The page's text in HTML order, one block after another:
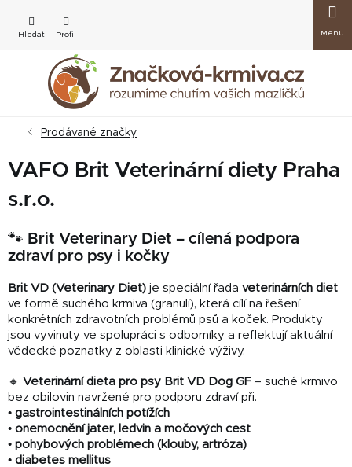
obsah
košík
Prodávané značky
VAFO Brit Veterinární diety Praha
s.r.o.
🐾 Brit Veterinary Diet – cílená podpora
zdraví pro psy i kočky
Brit VD (Veterinary Diet) je speciální řada veterinárních diet
ve formě suchého krmiva (granulí), která cílí na řešení
konkrétních zdravotních problémů psů a koček. Produkty
jsou vyvinuty ve spolupráci s odborníky a reflektují aktuální
vědecké poznatky z oblasti klinické výživy.
🔸 Veterinární dieta pro psy Brit VD Dog GF – suché krmivo
bez obilovin navržené pro podporu zdraví při:
• gastrointestinálních potížích
• onemocnění jater, ledvin a močových cest
• pohybových problémech (klouby, artróza)
• diabetes mellitus